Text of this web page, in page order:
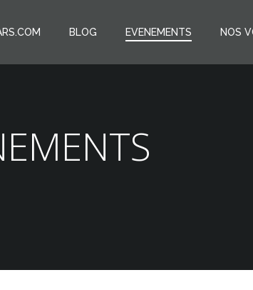
BLOG EVENEMENTS NOS